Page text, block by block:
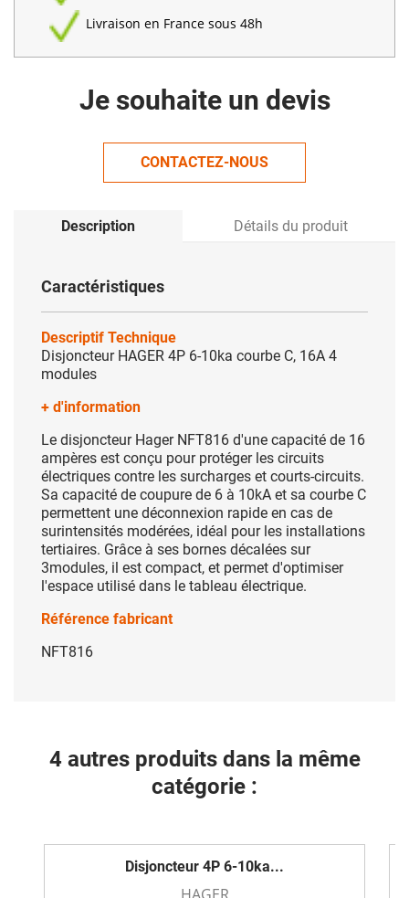
Livraison en France sous 48h
Je souhaite un devis
CONTACTEZ-NOUS
Description Détails du produit
Caractéristiques
Descriptif Technique
Disjoncteur HAGER 4P 6-10ka courbe C, 16A 4
modules
+ d'information
Le disjoncteur Hager NFT816 d'une capacité de 16
ampères est conçu pour protéger les circuits
électriques contre les surcharges et courts-circuits.
Sa capacité de coupure de 6 à 10kA et sa courbe C
permettent une déconnexion rapide en cas de
surintensités modérées, idéal pour les installations
tertiaires. Grâce à ses bornes décalées sur
3modules, il est compact, et permet d'optimiser
l'espace utilisé dans le tableau électrique.
Référence fabricant
NFT816
4 autres produits dans la même
catégorie :
Disjoncteur 4P 6-10ka...